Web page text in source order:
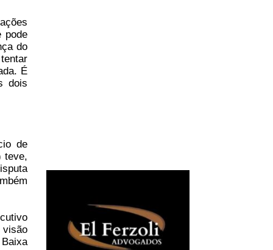
pode
do
É
dois
de
teve,
visão